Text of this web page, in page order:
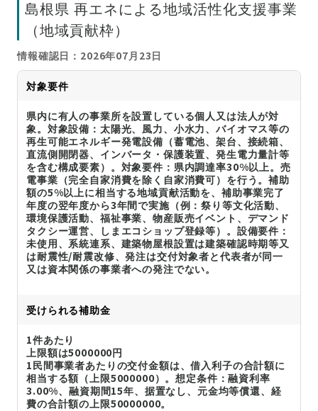
島根県 再エネによる地域活性化支援事業
（地域貢献枠）
情報確認日：2026年07月23日
対象要件
県内に有人の事業所を設置している個人又は法人が対
象。対象設備：太陽光、風力、小水力、バイオマス等の
再生可能エネルギー発電設備（蓄電池、架台、接続箱、
直流側開閉器、インバータ・保護装置、発生電力量計等
を含む構成要素）。対象要件：県内調達率30%以上。売
電事業（完全自家消費を除く自家消費可）を行う。補助
額の5%以上に相当する地域貢献活動を、補助事業完了
年度の翌年度から3年間で実施（例：祭り等文化活動、
環境保護活動、福祉事業、物産販売イベント、デマンド
タクシー運営、しまエコショップ登録等）。設備要件：
未使用、系統連系、建築物屋根設置は建築確認時期等又
は耐震性/耐震改修、発注は交付対象者と代表者が同一
又は資本関係の事業者への発注でない。
受けられる補助金
1件あたり
上限額は5000000円
1民間事業者あたりの交付金額は、借入利子の合計額に
相当する額（上限5000000）。想定条件：融資利率
3.00%、融資期間15年、据置なし、元金均等償還、経
費の合計額の上限50000000。